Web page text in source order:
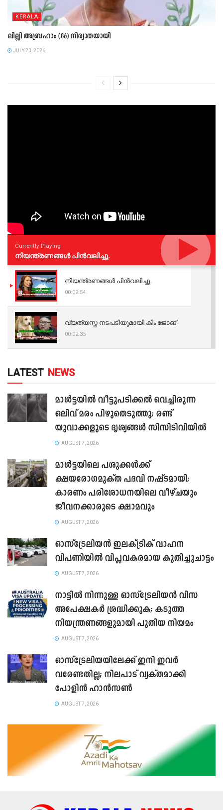
KERALA
ലില്ലി അബ്രഹാം (86) നിര്യാതയായി
JULY 23, 2026
Currently Playing
നിയന്ത്രണങ്ങള്‍ പിന്‍വലിച്ചു.
നിയന്ത്രണങ്ങള്‍ പിന്‍വലിച്ചു.
00:02:54
വ്യത്യസ്ത നടപടിയുമായി കിം ജോങ്
00:02:35
LATEST NEWS
മാൾട്ടയിൽ വീട്ടുപടിക്കൽ വെച്ചിരുന്ന
ഒലിവ് മരം പിഴുതെടുത്തു; രണ്ട്
യുവാക്കളുടെ ദൃശ്യങ്ങൾ സിസിടിവിയിൽ
AUGUST 7, 2026
മാൾട്ടയിലെ പശുക്കൾക്ക്
ക്ഷയരോഗമുക്ത പദവി നഷ്ടമായി;
കാരണം പരിശോധനയിലെ വീഴ്ചയും
ജീവനക്കാരുടെ ക്ഷാമവും
AUGUST 7, 2026
ഓസ്‌ട്രേലിയൻ ഇലക്ട്രിക് വാഹന
വിപണിയിൽ വിപ്ലവകരമായ കുതിച്ചുചാട്ടം
AUGUST 7, 2026
നാട്ടിൽ നിന്നുള്ള ഓസ്‌ട്രേലിയൻ വിസ
അപേക്ഷകർ ശ്രദ്ധിക്കുക; കടുത്ത
നിയന്ത്രണങ്ങളുമായി പുതിയ നിയമം
AUGUST 7, 2026
ഓസ്‌ട്രേലിയയിലേക്ക് ഇനി ഇവർ
വരേണ്ടതില്ല; നിലപാട് വ്യക്തമാക്കി
പോളിൻ ഹാൻസൺ
AUGUST 7, 2026